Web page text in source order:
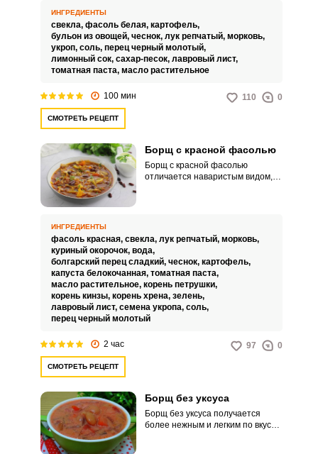
большого семейного обеда.
ИНГРЕДИЕНТЫ
свекла, фасоль белая, картофель,
бульон из овощей, чеснок, лук репчатый, морковь,
укроп, соль, перец черный молотый,
лимонный сок, сахар-песок, лавровый лист,
томатная паста, масло растительное
100 мин 110 0
СМОТРЕТЬ РЕЦЕПТ
Борщ с красной фасолью
Борщ с красной фасолью
отличается наваристым видом,
ИНГРЕДИЕНТЫ
фасоль красная, свекла, лук репчатый, морковь,
куриный окорочок, вода,
болгарский перец сладкий, чеснок, картофель,
капуста белокочанная, томатная паста,
масло растительное, корень петрушки,
корень кинзы, корень хрена, зелень,
лавровый лист, семена укропа, соль,
перец черный молотый
2 час 97 0
СМОТРЕТЬ РЕЦЕПТ
Борщ без уксуса
Борщ без уксуса получается
более нежным и легким по вкусу.